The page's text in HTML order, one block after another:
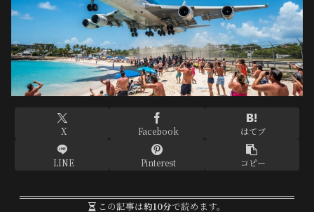
X Facebook はてブ
LINE Pinterest コピー
この記事は約10分で読めます。